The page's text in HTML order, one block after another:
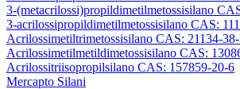
3-(metacrilossi)propildimetilmetossisilano
3-acrilossipropildimetilmetossisilano CAS:
Acrilossimetiltrimetossisilano CAS: 21134-
Acrilossimetilmetildimetossisilano CAS:
Acrilossitriisopropilsilano CAS: 157859-20-6
Mercapto Silani